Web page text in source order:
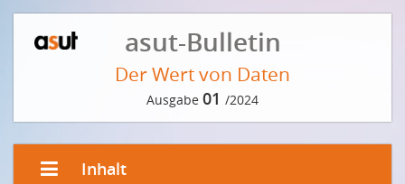
asut-Bulletin
Der Wert von Daten
Ausgabe 01 /2024
Inhalt